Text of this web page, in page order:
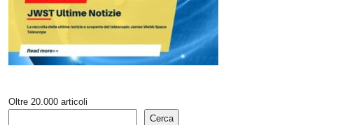
Oltre 20.000 articoli
Cerca